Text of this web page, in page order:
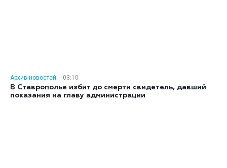
Архив новостей
03:10
В Ставрополье избит до смерти свидетель, давший
показания на главу администрации